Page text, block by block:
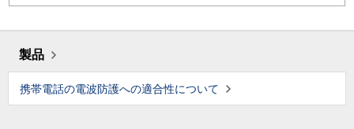
製品
携帯電話の電波防護への適合性について